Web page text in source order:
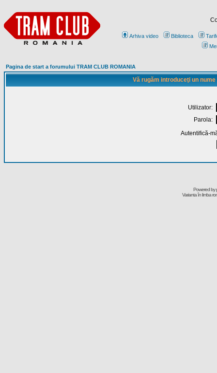
Arhiva video Biblioteca
Pagina de start a forumului TRAM CLUB ROMANIA
Vă rugăm introduceţi un
Utilizator:
Parola:
Autentifică-
Powered by
Varianta în limba